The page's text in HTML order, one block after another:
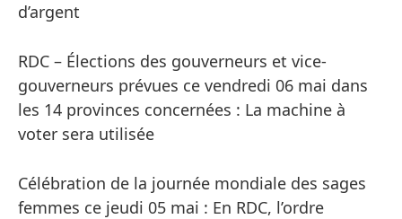
d’argent
RDC – Élections des gouverneurs et vice-
gouverneurs prévues ce vendredi 06 mai dans
les 14 provinces concernées : La machine à
voter sera utilisée
Célébration de la journée mondiale des sages
femmes ce jeudi 05 mai : En RDC, l’ordre